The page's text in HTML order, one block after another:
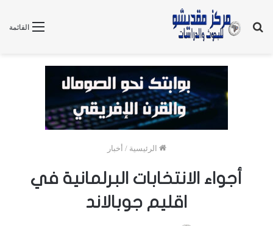
القائمة
بحث
الرئيسية / أخبار
أجواء الانتخابات البرلمانية في
اقليم جوبالاند